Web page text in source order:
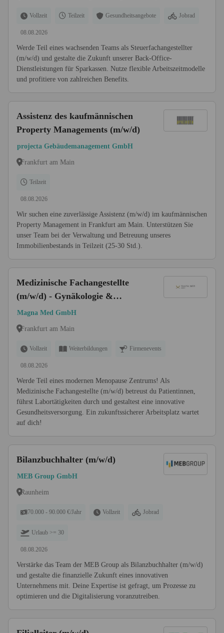
Vollzeit Teilzeit Gesundheitsangebote Jobrad
08.08.2026
Werde Teil eines wachsenden Teams als Steuerfachangestellter
(m/w/d) und gestalte die Zukunft unserer Back-Office-
Dienstleistungen für Sparkassen. Nutze flexible Arbeitszeitmodelle
und profitiere von zahlreichen Benefits.
Assistenz des kaufmännischen
Property Managements (m/w/d)
projecta Gebäudemanagement GmbH
Frankfurt am Main
Teilzeit
08.08.2026
Wir suchen eine zuverlässige Assistenz (m/w/d) im kaufmännischen
Property Management in Frankfurt am Main. Unterstützen Sie
unser Team bei der Verwaltung und Betreuung unseres
Immobilienbestands in Teilzeit (25-30 Std.).
Medizinische Fachangestellte
(m/w/d) - Gynäkologie &
Menopause
Magna Med GmbH
Frankfurt am Main
Vollzeit Weiterbildungen Firmenevents
08.08.2026
Werde Teil eines modernen Menopause Zentrums! Als
Medizinische Fachangestellte (m/w/d) betreust du Patientinnen,
führst Labortätigkeiten durch und gestaltest eine innovative
Gesundheitsversorgung. Ein zukunftssicherer Arbeitsplatz wartet
auf dich!
Bilanzbuchhalter (m/w/d)
MEB Group GmbH
Raunheim
70.000 - 90.000 €/Jahr Vollzeit Jobrad
Urlaub >= 30
08.08.2026
Verstärke das Team der MEB Group als Bilanzbuchhalter (m/w/d)
und gestalte die finanzielle Zukunft eines innovativen
Unternehmens mit. Deine Expertise ist gefragt, um Prozesse zu
optimieren und die Digitalisierung voranzutreiben.